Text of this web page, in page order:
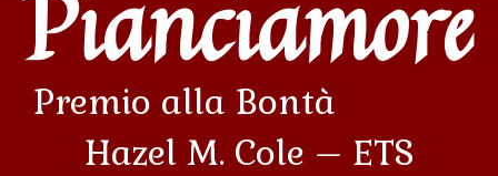
Premio alla Bontà
Hazel M. Cole – ETS